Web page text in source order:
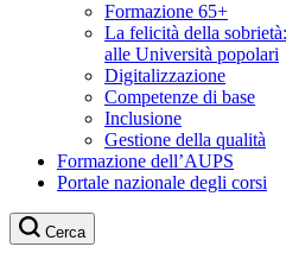
Formazione 65+
La felicità della
alle Università popolari
Digitalizzazione
Competenze di base
Inclusione
Gestione della qualità
Formazione dell’AUPS
Portale nazionale degli corsi
Cerca